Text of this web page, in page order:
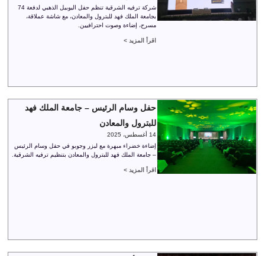
شركة ترفيه الشرقية تنظم حفل اليوبيل الذهبي لدفعة 74
بجامعة الملك فهد للبترول والمعادن، مع شاشة عملاقة،
مسرح، إضاءة وصوت احترافيين.
اقرأ المزيد >
حفل وسام الرئيس – جامعة الملك فهد
للبترول والمعادن
14 أغسطس، 2025
إضاءة خضراء مبهرة مع ليزر وجوبو في حفل وسام الرئيس
– جامعة الملك فهد للبترول والمعادن بتنظيم ترفيه الشرقية.
اقرأ المزيد >